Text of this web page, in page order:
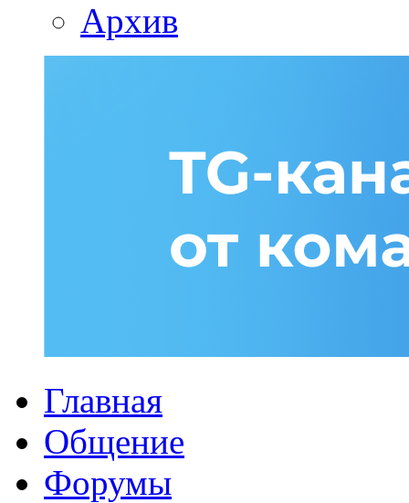
Архив
Главная
Общение
Форумы